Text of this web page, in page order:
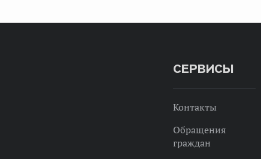
СЕРВИСЫ
Контакты
Обращения
граждан